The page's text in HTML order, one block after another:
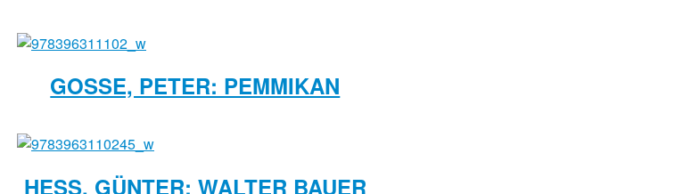
GOSSE, PETER: PEMMIKAN
HESS, GÜNTER: WALTER BAUER